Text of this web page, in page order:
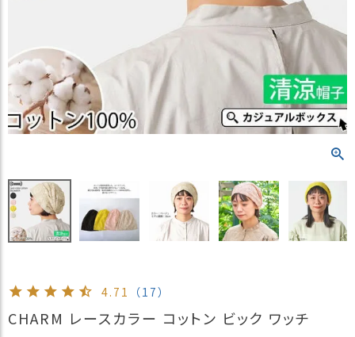
カ
テ
ゴ
閲
歴
買
い
新
作
4.71 （17）
CHARM レースカラー コットン ビック ワッチ